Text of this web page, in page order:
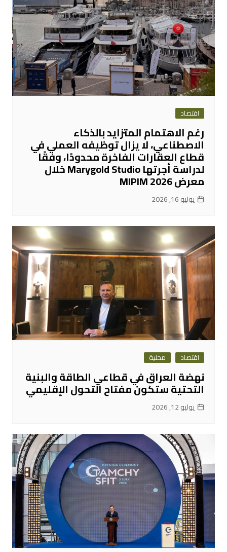
اقتصاد
رغم الاهتمام المتزايد بالذكاء
الاصطناعي، لا يزال توظيفه العملي في
قطاع العقارات الفاخرة محدودًا، وفقًا
لدراسة أجرتها Marygold Studio خلال
معرض MIPIM 2026
يوليو 16, 2026
اقتصاد محلية
نهضة العراق في قطاعي الطاقة والبنية
التحتية ستكون مفتاح التحول الإقليمي
يوليو 12, 2026